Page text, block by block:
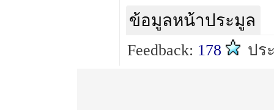
ข้อมูลหน้าประมูล
Feedback: 178 ปร